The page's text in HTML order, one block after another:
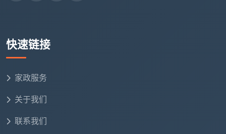
快速链接
家政服务
关于我们
联系我们